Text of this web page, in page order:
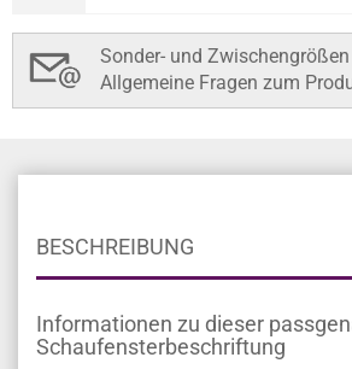
Sonder- und
Allgemeine Fragen zum
BESCHREIBUNG
Informationen zu dieser
Schaufensterbeschriftung